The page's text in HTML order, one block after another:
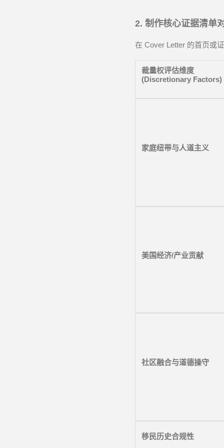
2. 制作核心证据清单
在 Cover Letter 的首页或
裁量权评估维度
(Discretionary Factors)
家庭纽带与人道主义
美国经济/产业贡献
社区融合与道德操守
移民历史合规性